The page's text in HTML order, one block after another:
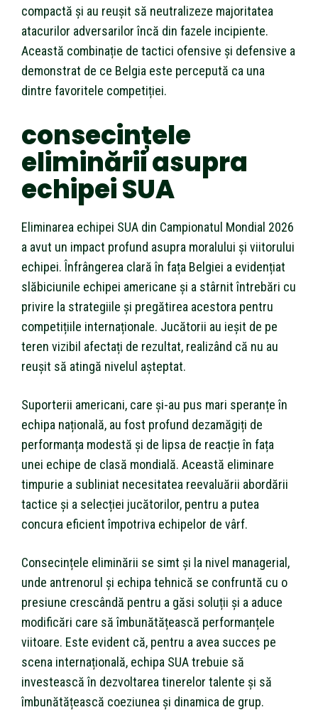
compactă și au reușit să neutralizeze majoritatea
atacurilor adversarilor încă din fazele incipiente.
Această combinație de tactici ofensive și defensive a
demonstrat de ce Belgia este percepută ca una
dintre favoritele competiției.
consecințele
eliminării asupra
echipei SUA
Eliminarea echipei SUA din Campionatul Mondial 2026
a avut un impact profund asupra moralului și viitorului
echipei. Înfrângerea clară în fața Belgiei a evidențiat
slăbiciunile echipei americane și a stârnit întrebări cu
privire la strategiile și pregătirea acestora pentru
competițiile internaționale. Jucătorii au ieșit de pe
teren vizibil afectați de rezultat, realizând că nu au
reușit să atingă nivelul așteptat.
Suporterii americani, care și-au pus mari speranțe în
echipa națională, au fost profund dezamăgiți de
performanța modestă și de lipsa de reacție în fața
unei echipe de clasă mondială. Această eliminare
timpurie a subliniat necesitatea reevaluării abordării
tactice și a selecției jucătorilor, pentru a putea
concura eficient împotriva echipelor de vârf.
Consecințele eliminării se simt și la nivel managerial,
unde antrenorul și echipa tehnică se confruntă cu o
presiune crescândă pentru a găsi soluții și a aduce
modificări care să îmbunătățească performanțele
viitoare. Este evident că, pentru a avea succes pe
scena internațională, echipa SUA trebuie să
investească în dezvoltarea tinerelor talente și să
îmbunătățească coeziunea și dinamica de grup.